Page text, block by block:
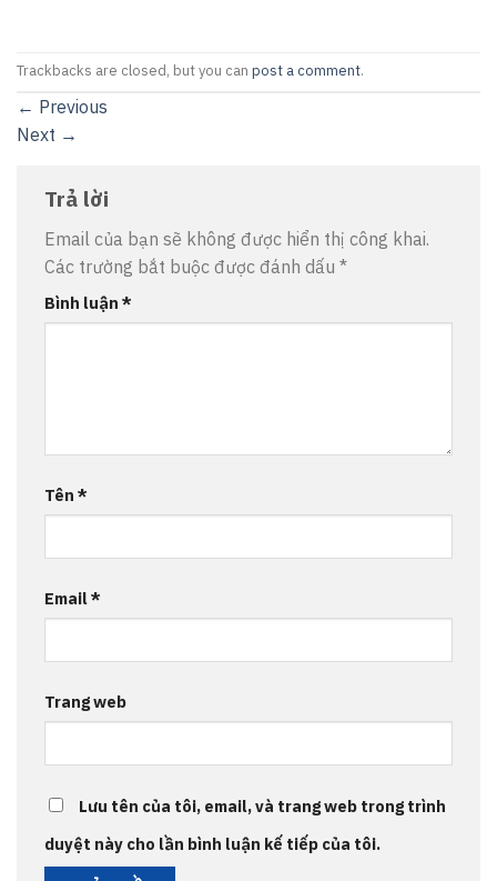
Trackbacks are closed, but you can post a comment.
← Previous
Next →
Trả lời
Email của bạn sẽ không được hiển thị công khai.
Các trường bắt buộc được đánh dấu *
Bình luận *
Tên *
Email*
Trang web
Lưu tên của tôi, email, và trang web trong trình
duyệt này cho lần bình luận kế tiếp của tôi.